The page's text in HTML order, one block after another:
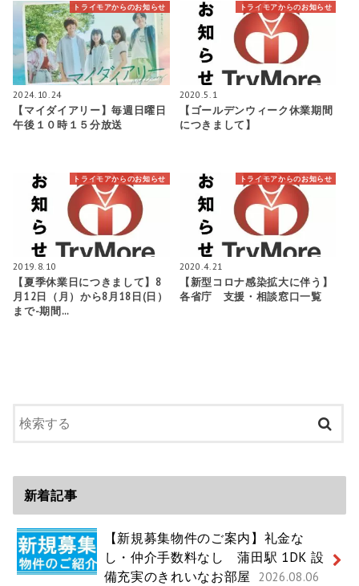
トライモアからのお知らせ
2024.10.24
【マイダイアリー】毎週日曜日
午後１０時１５分放送
トライモアからのお知らせ
2020.5.1
【ゴールデンウィーク休業期間
につきまして】
トライモアからのお知らせ
2019.8.10
【夏季休業日につきまして】8
月12日（月）から8月18日(日）
まで-期間…
トライモアからのお知らせ
2020.4.21
【新型コロナ感染拡大に伴う】
各省庁 支援・相談窓口一覧
新着記事
【新規募集物件のご案内】礼金な
し・仲介手数料なし 蒲田駅 1DK 設
備充実のきれいなお部屋
2026.08.06